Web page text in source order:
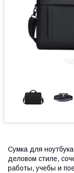
Сумка для
деловом стиле,
работы, учебы и